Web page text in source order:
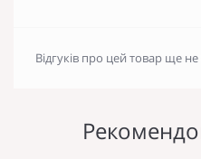
Відгуків про цей товар ще